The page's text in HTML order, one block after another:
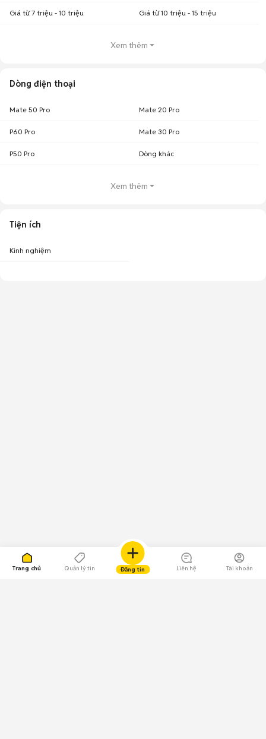
Trang chủ Quản lý tin Đăng tin Liên hệ Tài khoản
Giá từ 7 triệu - 10 triệu Giá từ 10 triệu - 15 triệu
Xem thêm
Dòng điện thoại
Mate 50 Pro Mate 20 Pro
P60 Pro Mate 30 Pro
P50 Pro Dòng khác
Xem thêm
Tiện ích
Kinh nghiệm